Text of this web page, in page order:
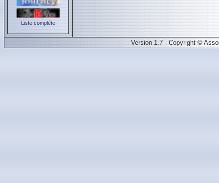
Liste complète
Version 1.7 - Copyright ©